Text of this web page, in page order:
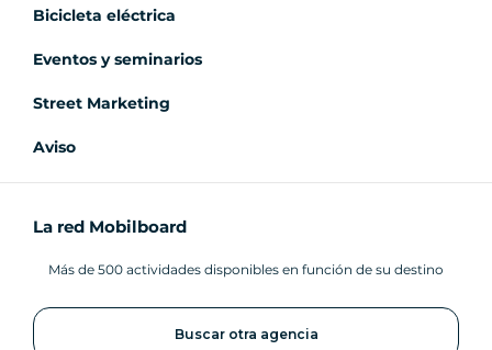
Bicicleta eléctrica
Eventos y seminarios
Street Marketing
Aviso
La red Mobilboard
Más de 500 actividades disponibles en función de su destino
Buscar otra agencia